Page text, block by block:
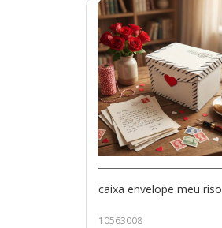
caixa envelope meu riso
10563008